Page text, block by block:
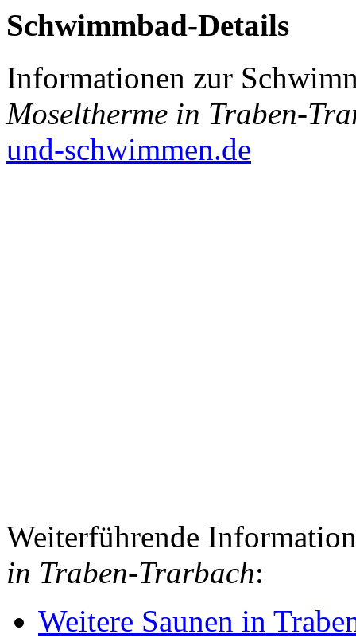
Schwimmbad-Details
Informationen zur
Moseltherme in Traben-
und-schwimmen.de
Weiterführende
in Traben-Trarbach:
Weitere Saunen in